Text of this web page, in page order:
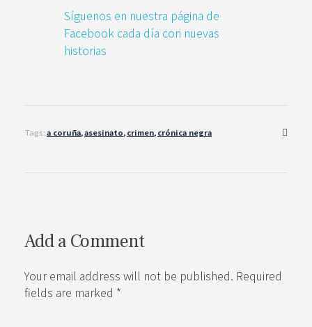
Síguenos en nuestra página de
Facebook cada día con nuevas
historias
Tags:a coruña,asesinato,crimen,crónica negra
Add a Comment
Your email address will not be published. Required
fields are marked *